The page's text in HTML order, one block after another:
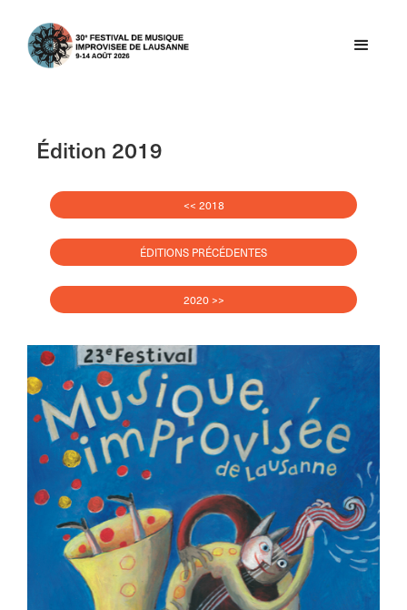
Édition 2019
<< 2018
ÉDITIONS PRÉCÉDENTES
2020 >>